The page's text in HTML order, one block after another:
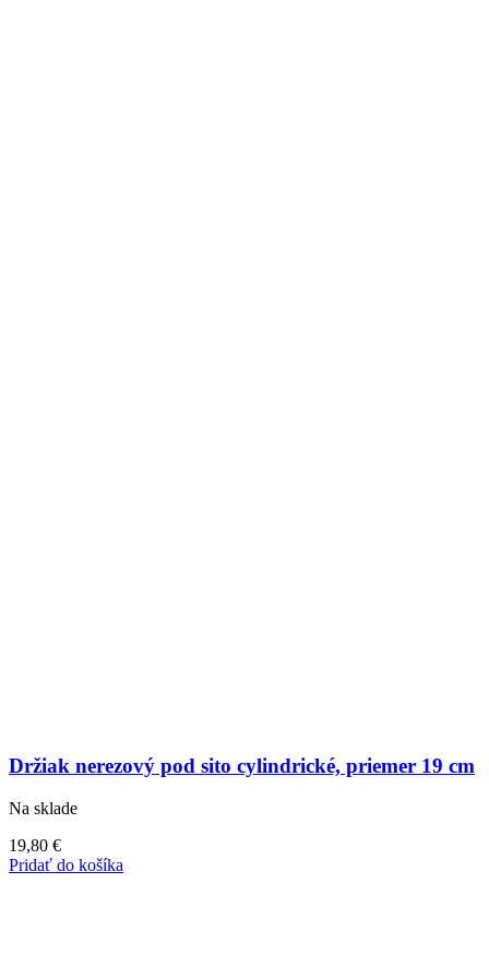
Držiak nerezový pod sito cylindrické, priemer 19 cm
Na sklade
19,80 €
Pridať do košíka